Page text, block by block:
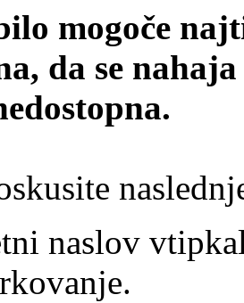
mogoče
da se
naslov